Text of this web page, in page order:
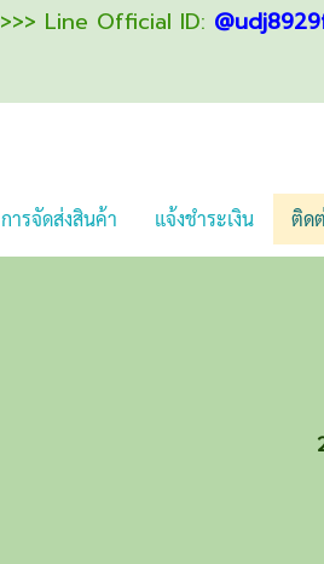
>>> Line Official ID:
การจัดส่งสินค้า แจ้งชำระเงิน ติด